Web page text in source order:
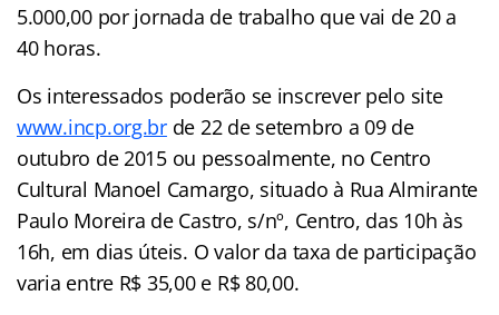
5.000,00 por jornada de trabalho que vai de 20 a
40 horas.
Os interessados poderão se inscrever pelo site
www.incp.org.brde 22 de setembro a 09 de
outubro de 2015 ou pessoalmente, no Centro
Cultural Manoel Camargo, situado à Rua Almirante
Paulo Moreira de Castro, s/nº, Centro, das 10h às
16h, em dias úteis. O valor da taxa de participação
varia entre R$ 35,00 e R$ 80,00.